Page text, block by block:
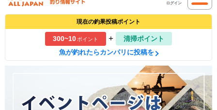
ログイン
現在の釣果投稿ポイント
300~10ポイント +
清掃ポイント
魚が釣れたらカンパリに投稿を